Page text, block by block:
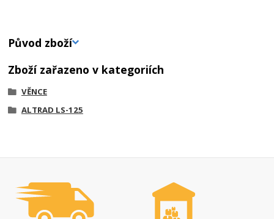
Původ zboží
Zboží zařazeno v kategoriích
VĚNCE
ALTRAD LS-125